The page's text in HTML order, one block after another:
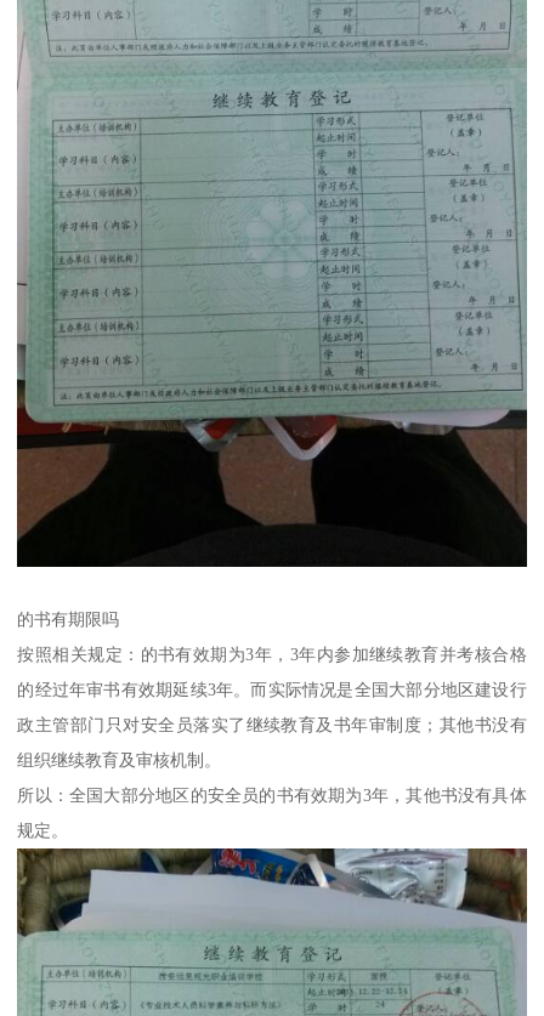
的书有期限吗
按照相关规定：的书有效期为3年，3年内参加继续教育并考核合格
的经过年审书有效期延续3年。而实际情况是全国大部分地区建设行
政主管部门只对安全员落实了继续教育及书年审制度；其他书没有
组织继续教育及审核机制。
所以：全国大部分地区的安全员的书有效期为3年，其他书没有具体
规定。